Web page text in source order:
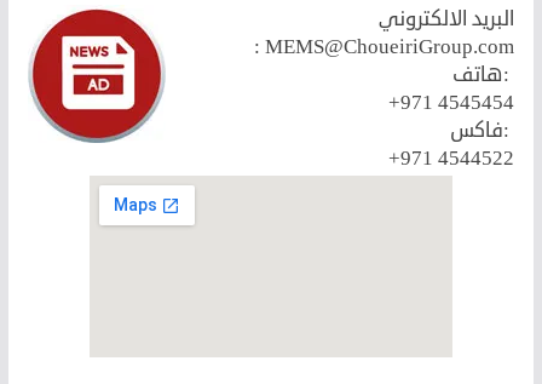
البريد الالكتروني
:MEMS@ChoueiriGroup.com
هاتف:
+971 4545454
فاكس:
+971 4544522